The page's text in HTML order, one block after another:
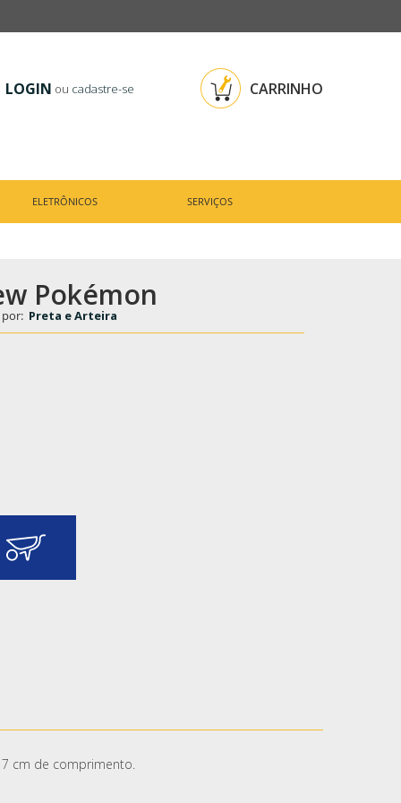
LOGIN ou cadastre-se CARRINHO
ELETRÔNICOS SERVIÇOS
Pokémon
Preta e Arteira
cm de comprimento.